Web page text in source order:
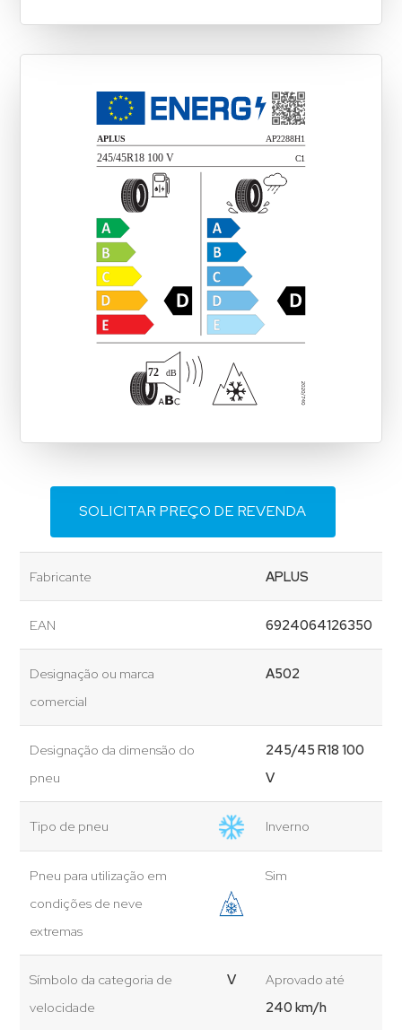
SOLICITAR PREÇO DE REVENDA
Fabricante APLUS
EAN 6924064126350
Designação ou marca
comercial
A502
Designação da dimensão do
pneu
245/45 R18 100
V
Tipo de pneu Inverno
Pneu para utilização em
condições de neve
extremas
Sim
Símbolo da categoria de
velocidade
V
Aprovado até
240 km/h